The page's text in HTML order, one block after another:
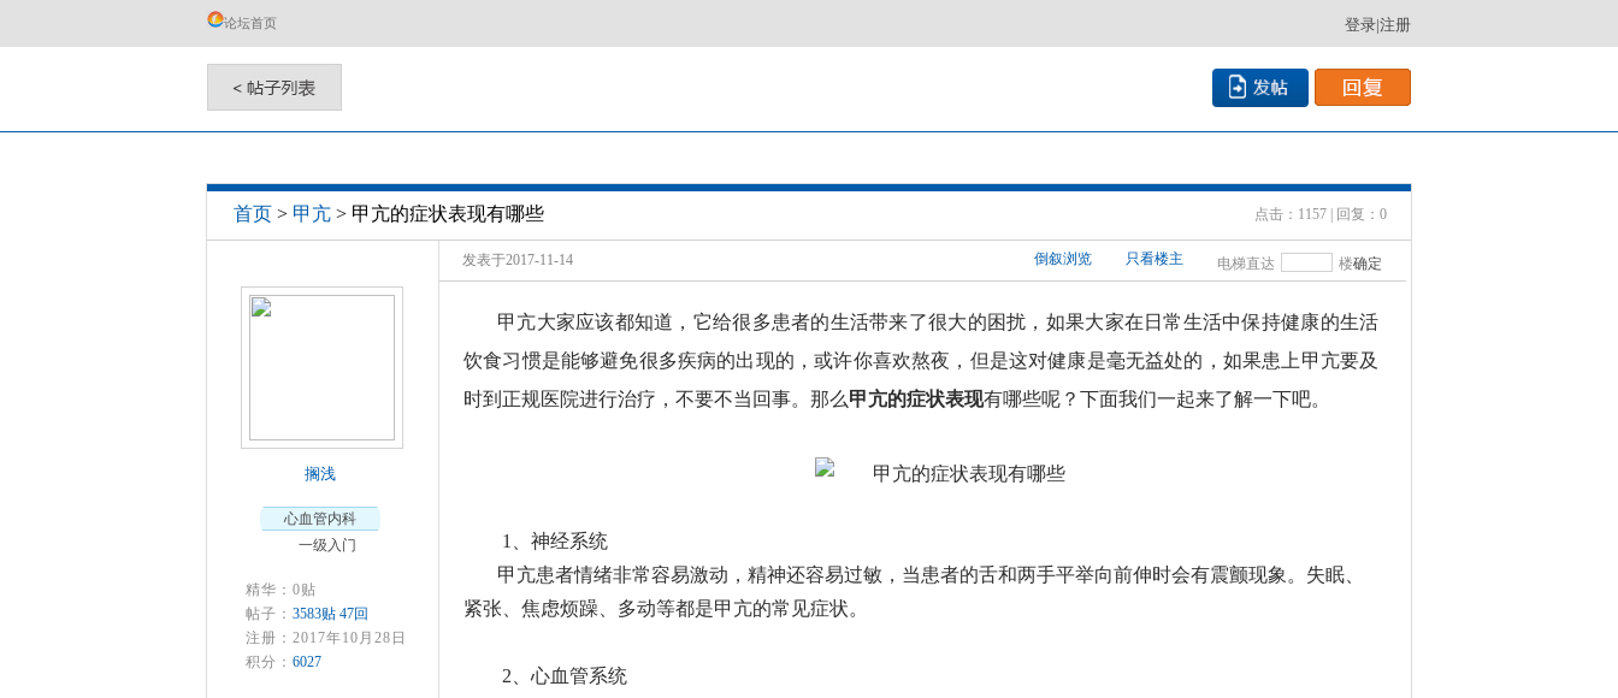
论坛首页 注册
|
登录
首页 > 甲亢 > 甲亢的症状表现有哪些 点击：1157 | 回复：0
搁浅
心血管内科
一级入门
精华：0贴
帖子： 3583贴 47回
注册：2017年10月28日
积分： 6027
电梯直达 楼确定
发表于2017-11-14 倒叙浏览 只看楼主
甲亢大家应该都知道，它给很多患者的生活带来了很大的困扰， 如果大家在 日常生活中保持健康的生活
饮食习惯是能够避免很多疾病的出现的 ，或许你喜欢熬夜，但是这对健康是毫无益处的，如果患上甲亢要及
时到正规医院进行治疗，不要不当回事。那么甲亢的症状表现有哪些呢 ？ 下面我们一起来了解一下吧。
1、 神经系统
甲亢患者情绪非常容易激动，精神还容易过敏，当患者的舌和两手平举向前伸时会有震颤现象。失眠、
紧张、焦虑烦躁、多动等都是甲亢的常见症状。
2、心血管系统